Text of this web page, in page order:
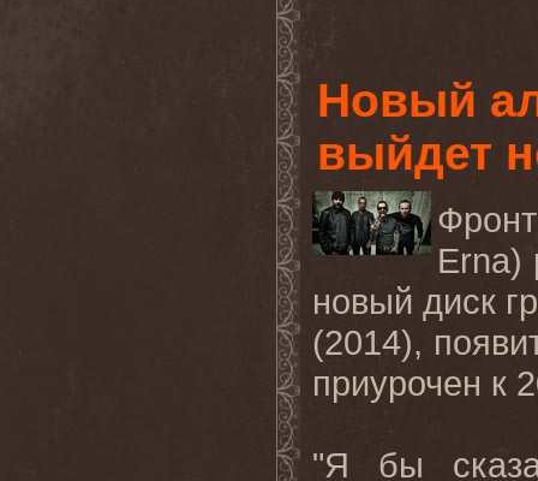
Новый
выйдет
Erna)
новый диск
(2014),
приурочен к
"Я бы